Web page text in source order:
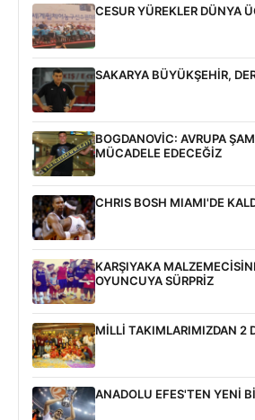
CESUR YÜREKLER DÜNYA
SAKARYA BÜYÜKŞEHİR,
BOGDANOVİC: AVRUPA
MÜCADELE EDECEĞİZ
CHRIS BOSH MIAMI'DE
KARŞIYAKA
OYUNCUYA SÜRPRİZ
MİLLİ TAKIMLARIMIZDAN 2
ANADOLU EFES'TEN YENİ